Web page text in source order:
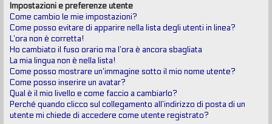
Impostazioni e preferenze utente
Come cambio le mie impostazioni?
Come posso evitare di apparire nella lista degli utenti in linea?
L’ora non è corretta!
Ho cambiato il fuso orario ma l’ora è ancora sbagliata
La mia lingua non è nella lista!
Come posso mostrare un’immagine sotto il mio nome utente?
Come posso inserire un avatar?
Qual è il mio livello e come faccio a cambiarlo?
Perché quando clicco sul collegamento all’indirizzo di posta di un
utente mi chiede di accedere come utente registrato?